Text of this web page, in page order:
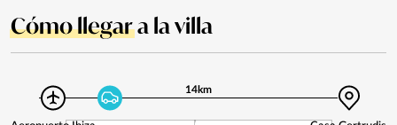
Cómo llegara la villa
14km